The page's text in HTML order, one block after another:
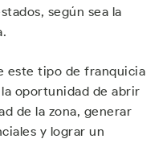
según sea la
este tipo de franquicia
oportunidad de abrir
de la zona, generar
y lograr un